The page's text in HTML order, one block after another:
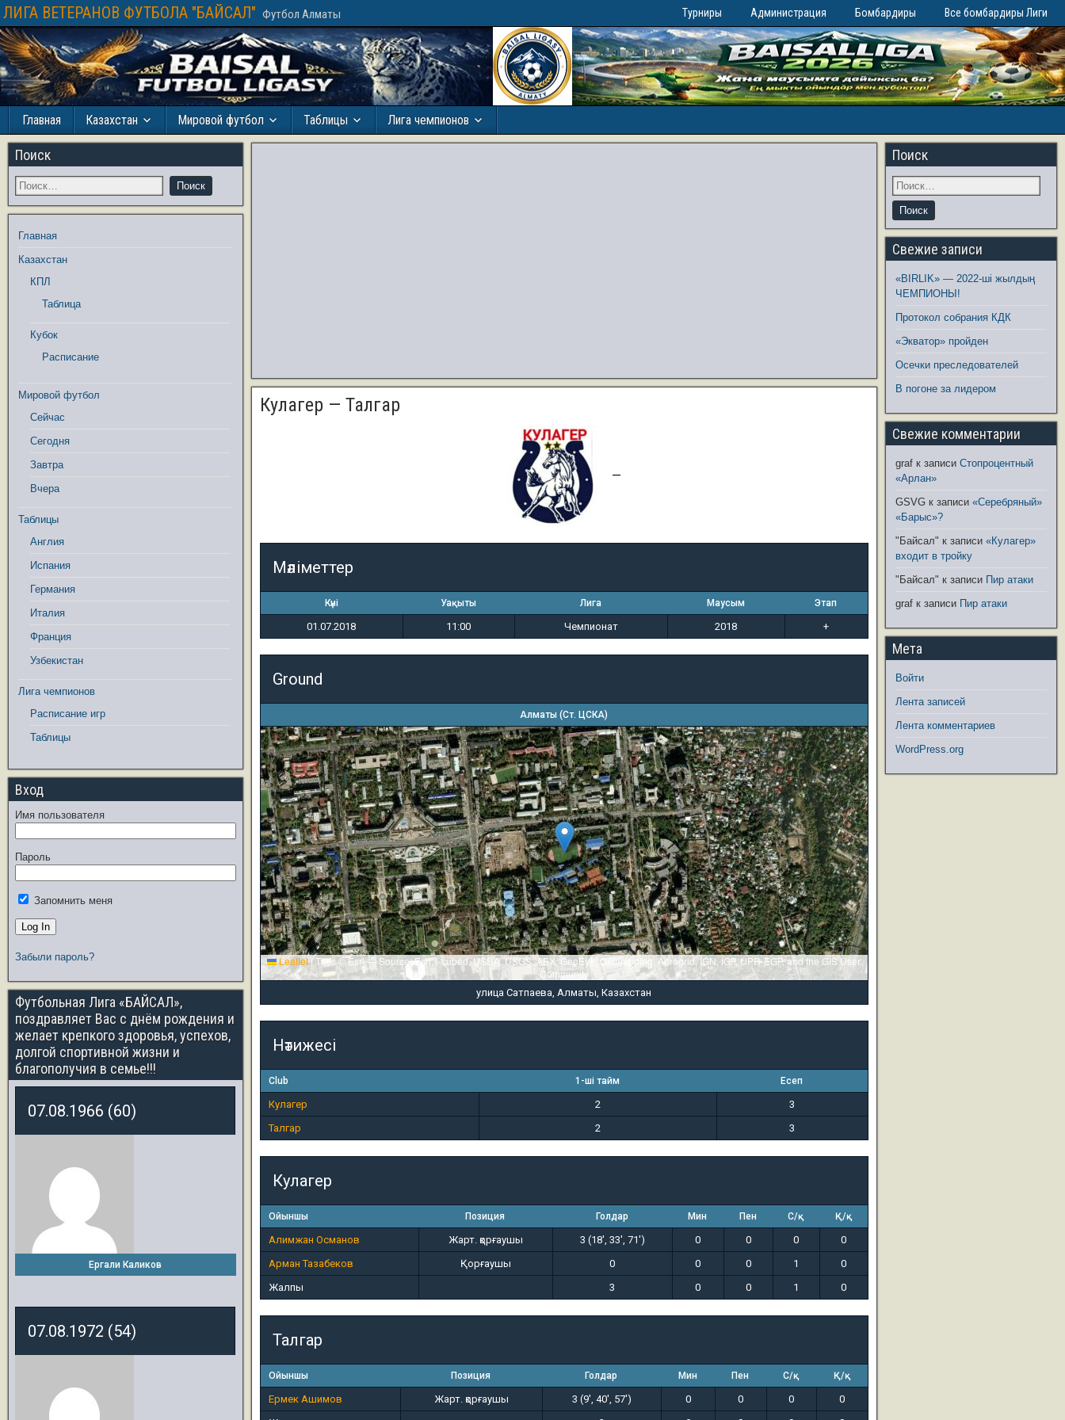
ЛИГА ВЕТЕРАНОВ ФУТБОЛА "БАЙСАЛ" Футбол Алматы Турниры Администрация Бомбардиры Все бомбардиры Лиги
Главная Казахстан Мировой футбол Таблицы Лига чемпионов
Кулагер — Талгар
—
Мәліметтер
Күні Уақыты Лига Маусым Этап
01.07.2018 11:00 Чемпионат 2018 +
Ground
Алматы (Ст. ЦСКА)
Leaflet|Tiles © Esri — Source: Esri, i-cubed, USDA, USGS, AEX, GeoEye, Getmapping, Aerogrid, IGN, IGP, UPR-EGP, and the GIS User
Community
улица Сатпаева, Алматы, Казахстан
Нәтижесі
Club 1-ші тайм Есеп
Кулагер 2
3
Талгар
2 3
Кулагер
Ойыншы Позиция Голдар Мин Пен С/қ Қ/қ
Алимжан Османов Жарт. қорғаушы 3 (18', 33', 71') 0 0 0
0
Арман Тазабеков
Қорғаушы 0 0 0 1
0
Жалпы
3 0 0 1 0
Талгар
Ойыншы Позиция Голдар Мин Пен С/қ Қ/қ
Ермек Ашимов Жарт. қорғаушы 3 (9', 40', 57') 0 0 0
0
Поиск
Главная
Казахстан
КПЛ
Таблица
Кубок
Расписание
Мировой футбол
Сейчас
Сегодня
Завтра
Вчера
Таблицы
Англия
Испания
Германия
Италия
Франция
Узбекистан
Лига чемпионов
Расписание игр
Таблицы
Вход
Имя пользователя
Пароль
Запомнить меня
Забыли пароль?
Футбольная Лига «БАЙСАЛ»,
поздравляет Вас с днём рождения и
желает крепкого здоровья, успехов,
долгой спортивной жизни и
благополучия в семье!!!
07.08.1966 (60)
Ергали Каликов
07.08.1972 (54)
Поиск
Свежие записи
«BIRLIK» — 2022-ші жылдың
ЧЕМПИОНЫ!
Протокол собрания КДК
«Экватор» пройден
Осечки преследователей
В погоне за лидером
Свежие комментарии
graf к записиСтопроцентный
«Арлан»
GSVG к записи«Серебряный»
«Барыс»?
"Байсал" к записи«Кулагер»
входит в тройку
"Байсал" к записи Пир атаки
graf к записи Пир атаки
Мета
Войти
Лента записей
Лента комментариев
WordPress.org